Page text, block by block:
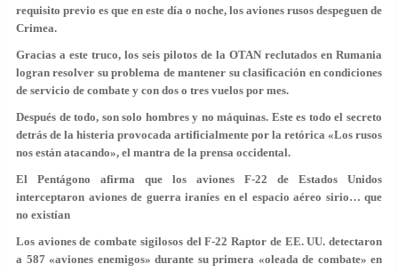
requisito previo es que en este día o noche, los aviones rusos despeguen de
Crimea.
Gracias a este truco, los seis pilotos de la OTAN reclutados en Rumania
logran resolver su problema de mantener su clasificación en condiciones
de servicio de combate y con dos o tres vuelos por mes.
Después de todo, son solo hombres y no máquinas. Este es todo el secreto
detrás de la histeria provocada artificialmente por la retórica «Los rusos
nos están atacando», el mantra de la prensa occidental.
El Pentágono afirma que los aviones F-22 de Estados Unidos
interceptaron aviones de guerra iraníes en el espacio aéreo sirio… que
no existían
Los aviones de combate sigilosos del F-22 Raptor de EE. UU. detectaron
a 587 «aviones enemigos» durante su primera «oleada de combate» en